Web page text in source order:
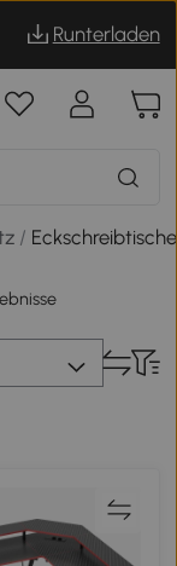
Runterladen
/ Eckschreibtische